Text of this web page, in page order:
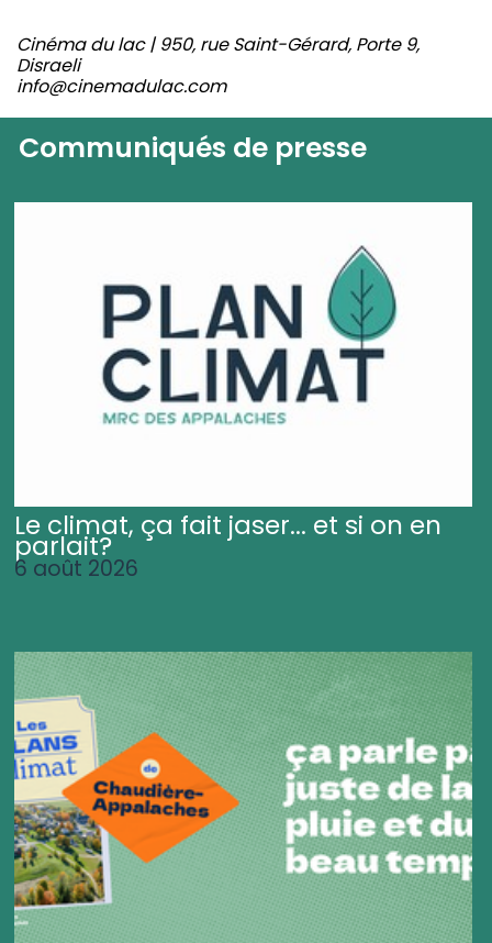
Cinéma du lac | 950, rue Saint-Gérard, Porte 9,
Disraeli
info@cinemadulac.com
Communiqués de presse
Le climat, ça fait jaser... et si on en
parlait?
6 août 2026